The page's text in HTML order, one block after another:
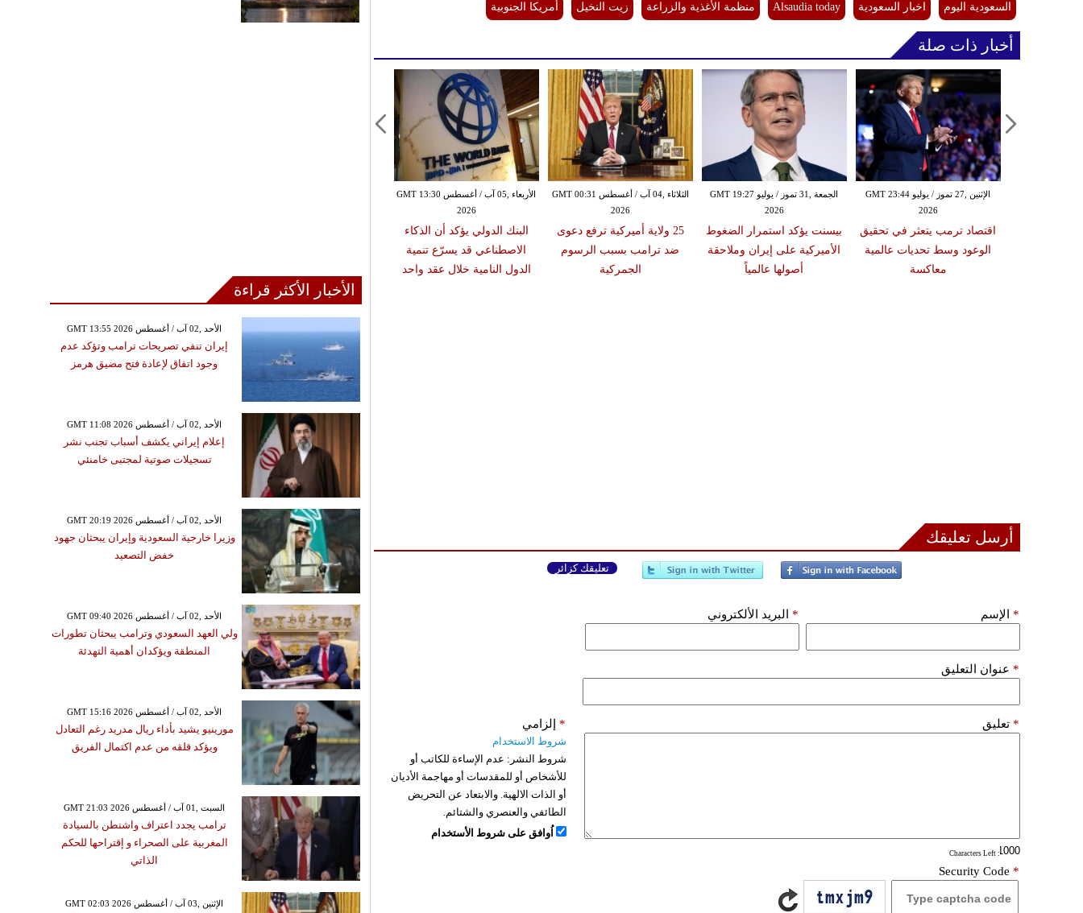
السعودية اليوم اخبار السعودية Alsaudia today منظمة الأغذية والزراعة زيت النخيل أمريكا الجنوبية
أخبار ذات صلة
الأربعاء ,05 آب / أغسطس GMT 13:30
2026
البنك الدولي يؤكد أن الذكاء
الاصطناعي قد يسرّع تنمية
الدول النامية خلال عقد واحد
الثلاثاء ,04 آب / أغسطس GMT 00:31
2026
25 ولاية أميركية ترفع دعوى
ضد ترامب بسبب الرسوم
الجمركية
الجمعة ,31 تموز / يوليو GMT 19:27
2026
بيسنت يؤكد استمرار الضغوط
الأميركية على إيران وملاحقة
أصولها عالمياً
الإثنين ,27 تموز / يوليو GMT 23:44
2026
اقتصاد ترمب يتعثر في تحقيق
الوعود وسط تحديات عالمية
معاكسة
أرسل تعليقك
تعليقك كزائر
الإسم * البريد الألكتروني *
عنوان التعليق *
تعليق *
: Characters Left
إلزامي *
شروط الاستخدام
شروط النشر: عدم الإساءة للكاتب أو
للأشخاص أو للمقدسات أو مهاجمة الأديان
أو الذات الالهية. والابتعاد عن التحريض
الطائفي والعنصري والشتائم.
اُوافق على شروط الأستخدام
Security Code *
الأخبار الأكثر قراءة
GMT 13:55 2026 الأحد ,02 آب / أغسطس
إيران تنفي تصريحات ترامب وتؤكد عدم
وجود اتفاق لإعادة فتح مضيق هرمز
GMT 11:08 2026 الأحد ,02 آب / أغسطس
إعلام إيراني يكشف أسباب تجنب نشر
تسجيلات صوتية لمجتبى خامنئي
GMT 20:19 2026 الأحد ,02 آب / أغسطس
وزيرا خارجية السعودية وإيران يبحثان جهود
خفض التصعيد
GMT 09:40 2026 الأحد ,02 آب / أغسطس
ولي العهد السعودي وترامب يبحثان تطورات
المنطقة ويؤكدان أهمية التهدئة
GMT 15:16 2026 الأحد ,02 آب / أغسطس
مورينيو يشيد بأداء ريال مدريد رغم التعادل
ويؤكد قلقه من عدم اكتمال الفريق
GMT 21:03 2026 السبت ,01 آب / أغسطس
ترامب يجدد اعتراف واشنطن بالسيادة
المغربية على الصحراء و إقتراحها للحكم
الذاتي
GMT 02:03 2026 الإثنين ,03 آب / أغسطس